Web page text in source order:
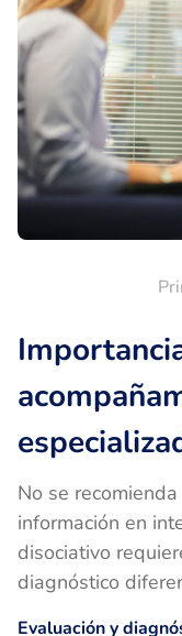
No se
información en
disociativo
diagnóstico
Evaluación y